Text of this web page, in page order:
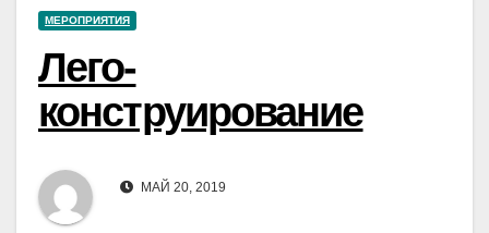
МЕРОПРИЯТИЯ
Лего-
конструирование
МАЙ 20, 2019